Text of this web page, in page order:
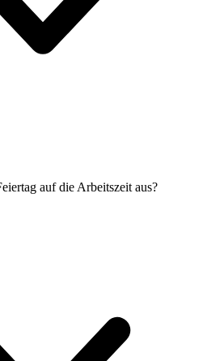
auf die Arbeitszeit aus?